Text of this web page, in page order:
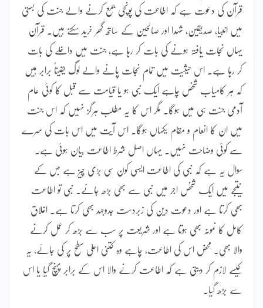
قرآن کی دعوت ہے کہ اطاعت کی پونچی جمع کرنے والے جنت کی بستی
میں انبیا، صدیقین، شہدا اور صالحین کے ساتھ گھر خرید سکتے ہیں۔ قرآن
یہاں نجات یافتہ ہونے کی بات کر رہا ہے، جنت میں داخلے کی بات
کر رہا ہے۔ اس حیثیت میں تمام نجات پانے والے لوگ یقیناً برابر ہیں
کہ ہر کامیاب شخص چاہے ایک نبی ہو یا قیامت سے قبل کا کوئی عام
آدمی جنت ہی میں ہوگا۔ مگر اس کا یہ مطلب ہرگز نہیں کہ اس جنت
میں ان کا انعام و مقام یکساں ہوگا۔ اس آیت میں اس بات کی سرے
سے کوئی وضاحت نہیں۔ یہاں اصل شرط اطاعت بیان ہوئی ہے۔
سوال یہ ہے کہ نبی کی اطاعت ایسی کون سی بڑی چیز ہے جس کے
نتیجے میں ایک شخص اجر میں نبی سے بھی بڑھ جائے۔ نبی تو اطاعت
بھی کرتا ہے اور دعوت دین کی زبردست جدوجہد بھی کرتا ہے۔ اخلاق
کامل کا نمونہ بھی ہوتا ہے اور شریعت پر سب سے بڑھ کر عمل کرنے
والا بھی۔ محض اس کی اطاعت، چاہے وہ کتنی اعلیٰ سطح پر کی جائے، یہ
کیسے لازم کر دیتی ہے کہ اطاعت کرنے والا اس کے برابر پہنچ گیا یا اس
سے بڑھ گیا۔